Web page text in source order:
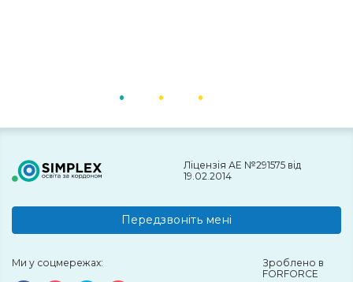
Ліцензія АЕ №291575 від
19.02.2014
Передзвоніть мені
Ми у соцмережах:
Зроблено в
FORFORCE